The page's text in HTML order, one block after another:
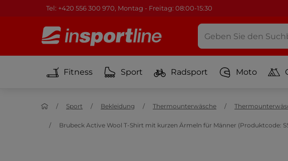
Tel: +420 556 300 970, Montag - Freitag: 08:00-15:30
Fitness Sport Radsport Moto
Sport Bekleidung Thermounterwäsche
Brubeck Active Wool T-Shirt mit kurzen Ärmeln für Männer (Produktcode: